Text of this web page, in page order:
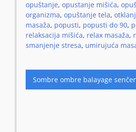
opuštanje, opustanje mišića,
organizma, opuštanje tela,
masaža, popusti, popusti do 90,
relaksacija mišića, relax masaža,
smanjenje stresa, umirujuća
Кретање
чланка
Sombre ombre balayage